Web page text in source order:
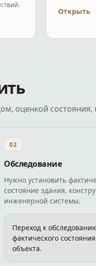
Открыть
оценкой
02
Обследование
Нужно установить
состояние здания,
инженерной системы.
Переход к
фактического состояния
объекта.